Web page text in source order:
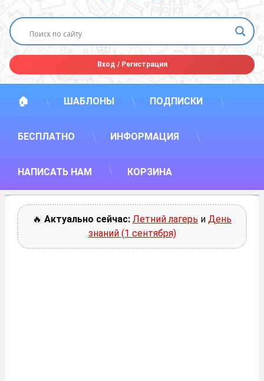
Вход /Регистрация
🏠 ШАБЛОНЫ ПОДПИСКИ
БЕСПЛАТНО ИНФОРМАЦИЯ
НАПИСАТЬ НАМ КОРЗИНА
🔥 Актуально сейчас: Летний лагерь и День
знаний (1 сентября)